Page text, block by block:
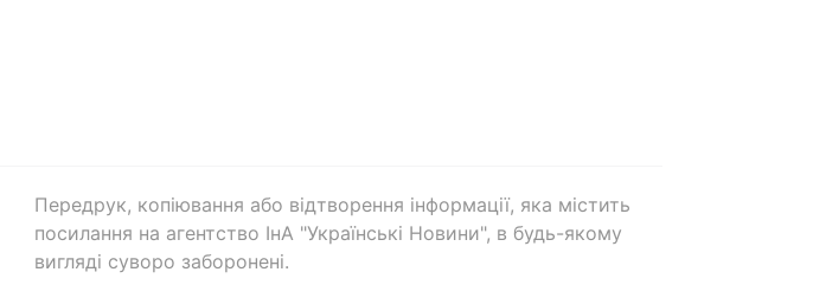
Передрук, копіювання або відтворення інформації, яка містить
посилання на агентство ІнА "Українські Новини", в будь-якому
вигляді суворо заборонені.